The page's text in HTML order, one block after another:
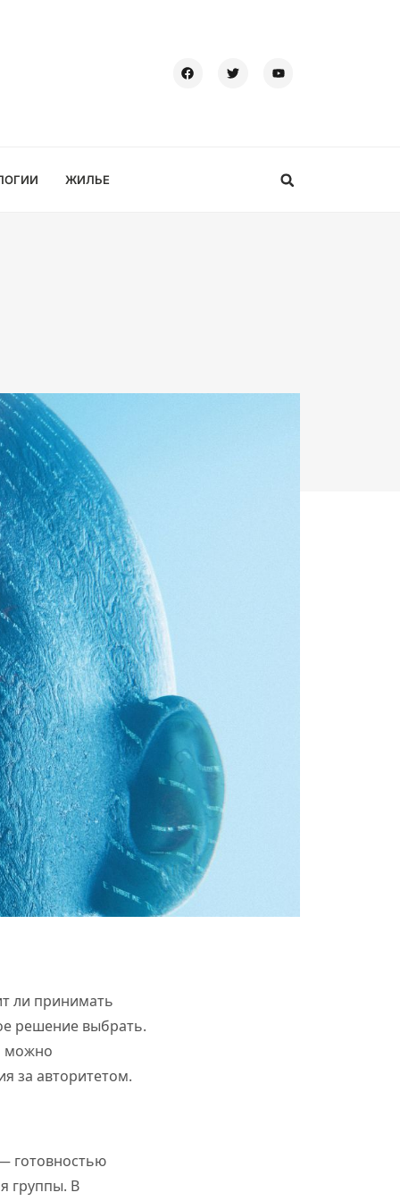
ЖИЛЬЕ
ли принимать
решение выбрать.
можно
за авторитетом.
готовностью
группы. В